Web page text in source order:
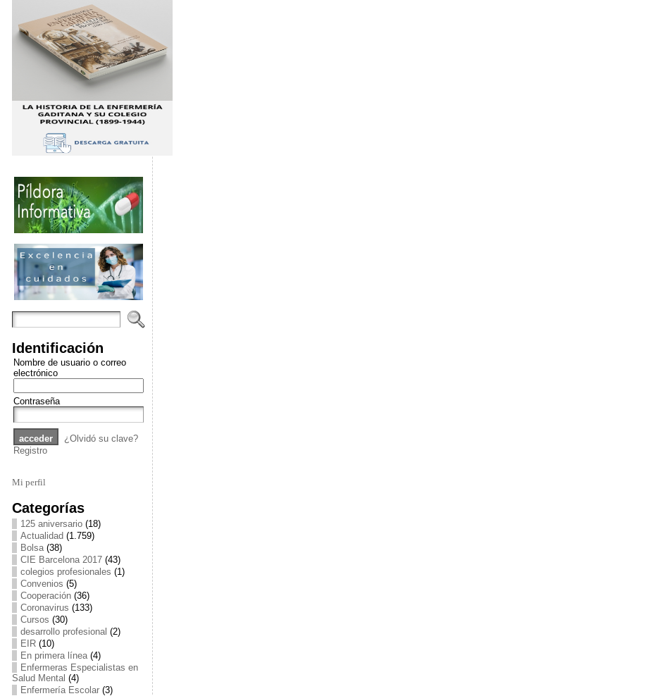
Identificación
Nombre de usuario o correo
electrónico
Contraseña
¿Olvidó su clave?
Registro
Mi perfil
Categorías
125 aniversario(18)
Actualidad (1.759)
Bolsa(38)
CIE Barcelona 2017(43)
colegios profesionales (1)
Convenios (5)
Cooperación(36)
Coronavirus (133)
Cursos (30)
desarrollo profesional (2)
EIR(10)
En primera línea(4)
Enfermeras Especialistas en
Salud Mental (4)
Enfermería Escolar(3)